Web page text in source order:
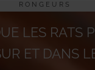
RONGEURS
LES RATS
ET DANS